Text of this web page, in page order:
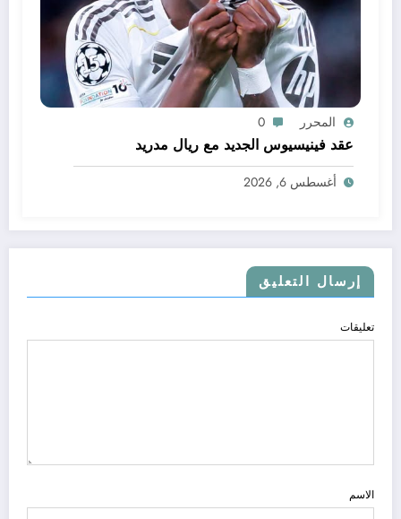
المحرر 0
عقد فينيسيوس الجديد مع ريال مدريد
أغسطس 6, 2026
إرسال التعليق
تعليقات
الاسم